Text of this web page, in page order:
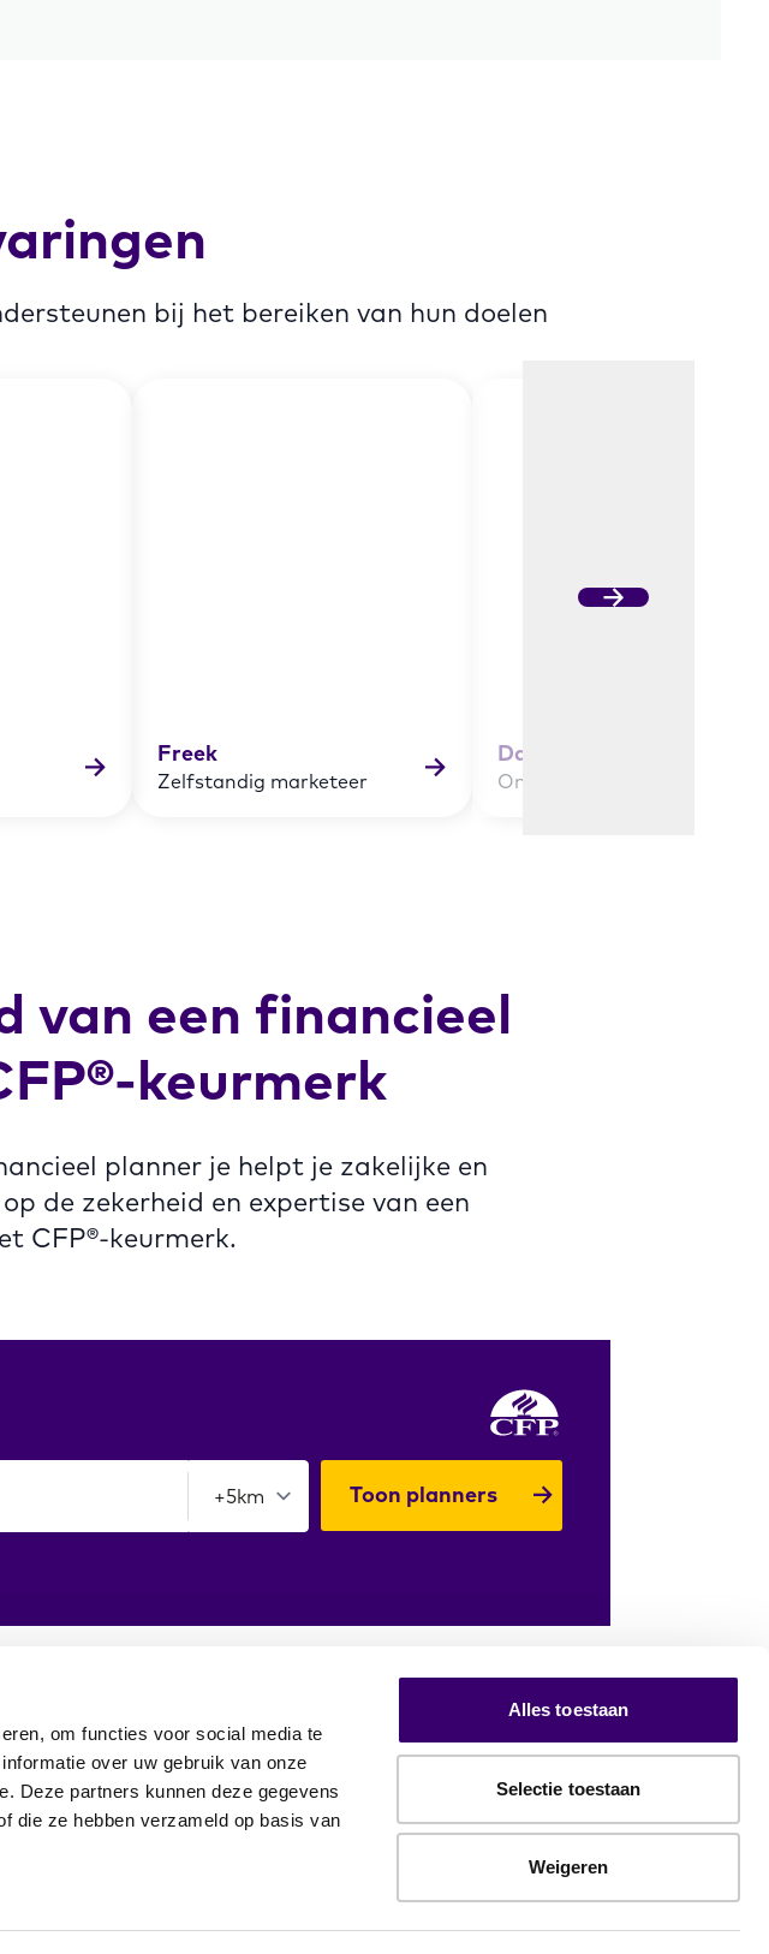
om functies voor social media te
over uw gebruik van onze
Deze partners kunnen deze gegevens
die ze hebben verzameld op basis van
Alles toestaan
Selectie toestaan
Weigeren
bij het bereiken van hun doelen
Freek
Zelfstandig marketeer
David & Sophie
Ondernemer & partner
van een financieel
keurmerk
planner je helpt je zakelijke en
de zekerheid en expertise van een
CFP®-keurmerk.
Toon planners